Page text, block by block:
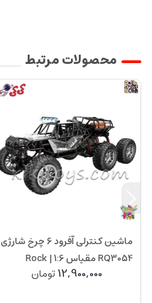
محصولات مرتبط
ماشین کنترلی آفرود 6 چرخ شارژی
RQ3054 مقیاس 1:6 | Rock
Crawler
12,900,000تومان